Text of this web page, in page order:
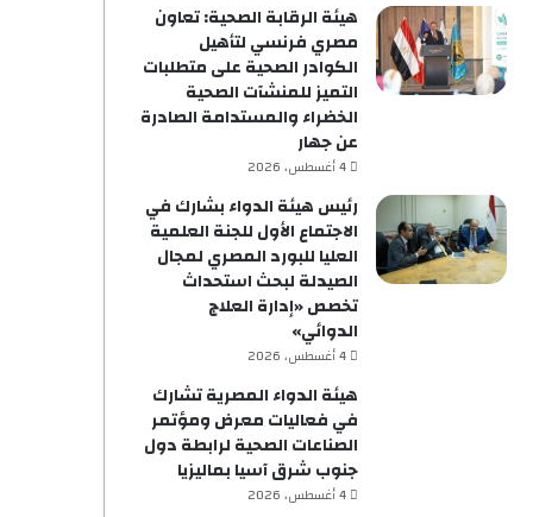
هيئة الرقابة الصحية: تعاون
مصري فرنسي لتأهيل
الكوادر الصحية على متطلبات
التميز للمنشآت الصحية
الخضراء والمستدامة الصادرة
عن جهار
4 أغسطس، 2026
رئيس هيئة الدواء بشارك في
الاجتماع الأول للجنة العلمية
العليا للبورد المصري لمجال
الصيدلة لبحث استحداث
تخصص «إدارة العلاج
الدوائي»
4 أغسطس، 2026
هيئة الدواء المصرية تشارك
في فعاليات معرض ومؤتمر
الصناعات الصحية لرابطة دول
جنوب شرق آسيا بماليزيا
4 أغسطس، 2026